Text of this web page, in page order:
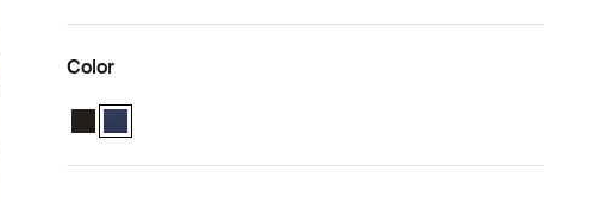
Color
Case Logic Ibira Laptop Sleeve Negro
Case Logic Ibira Laptop Sleeve Azul vestido (selected)